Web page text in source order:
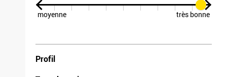
moyenne très bonne
Profil